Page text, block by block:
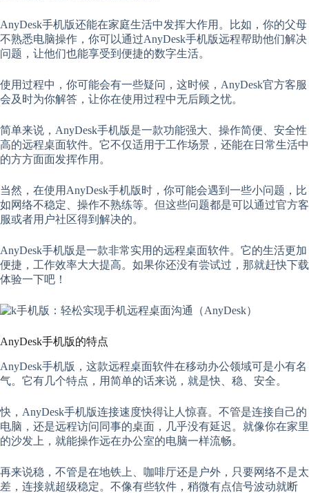
AnyDesk手机版还能在家庭生活中发挥大作用。比如，你的父母
不熟悉电脑操作，你可以通过AnyDesk手机版远程帮助他们解决
问题，让他们也能享受到便捷的数字生活。
使用过程中，你可能会有一些疑问，这时候，AnyDesk官方客服
会及时为你解答，让你在使用过程中无后顾之忧。
简单来说，AnyDesk手机版是一款功能强大、操作简便、安全性
高的远程桌面软件。它不仅适用于工作场景，还能在日常生活中
的方方面面发挥作用。
当然，在使用AnyDesk手机版时，你可能会遇到一些小问题，比
如网络不稳定、操作不熟练等。但这些问题都是可以通过官方客
服或者用户社区得到解决的。
AnyDesk手机版是一款非常实用的远程桌面软件。它的生活更加
便捷，工作效率大大提高。如果你还没有尝试过，那就赶快下载
体验一下吧！
AnyDesk手机版的特点
AnyDesk手机版，这款远程桌面软件在移动办公领域可是小有名
气。它有几个特点，用简单的话来说，就是快、稳、安全。
快，AnyDesk手机版连接速度快得让人惊喜。不管是连接自己的
电脑，还是远程访问同事的桌面，几乎没有延迟。就像你在家里
的沙发上，就能操作远在办公室的电脑一样流畅。
再来说稳，不管是在地铁上、咖啡厅还是户外，只要网络不是太
差，连接就超级稳定。不像有些软件，稍微有点信号波动就断